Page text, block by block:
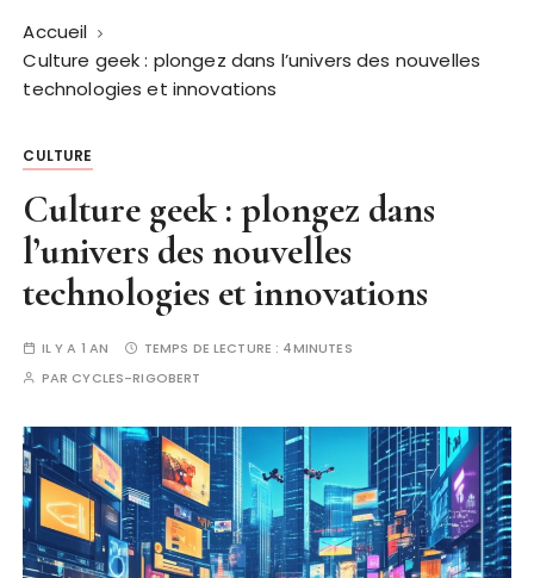
Accueil
Culture geek : plongez dans l’univers des nouvelles
technologies et innovations
CULTURE
Culture geek : plongez dans
l’univers des nouvelles
technologies et innovations
IL Y A 1 AN TEMPS DE LECTURE : 4MINUTES
PAR CYCLES-RIGOBERT